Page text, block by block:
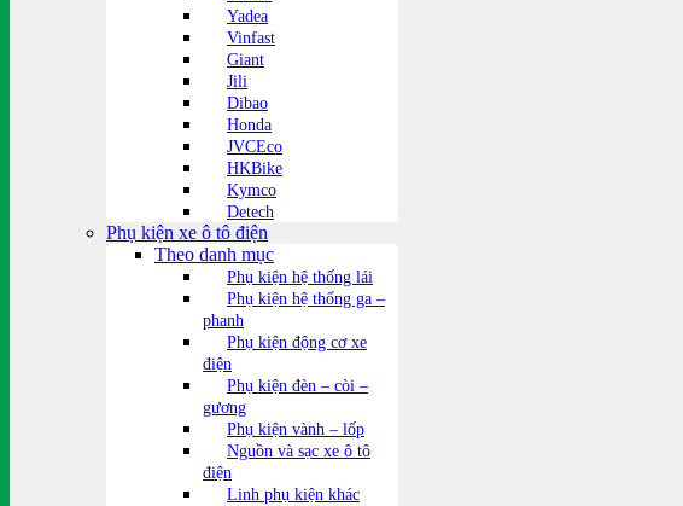
Yadea
Vinfast
Giant
Jili
Dibao
Honda
JVCEco
HKBike
Kymco
Detech
Phụ kiện xe ô tô điện
Theo danh mục
Phụ kiện hệ thống lái
Phụ kiện hệ thống ga –
phanh
Phụ kiện động cơ xe
điện
Phụ kiện đèn – còi –
gương
Phụ kiện vành – lốp
Nguồn và sạc xe ô tô
điện
Linh phụ kiện khác